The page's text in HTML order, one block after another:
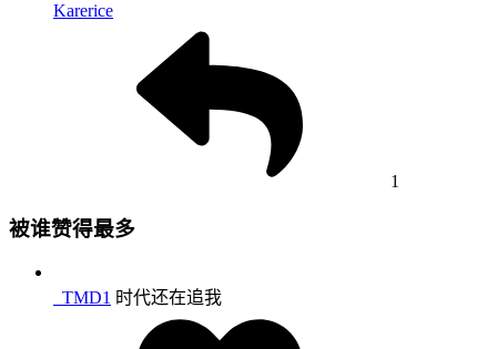
Karerice
1
被谁赞得最多
_TMD1 时代还在追我